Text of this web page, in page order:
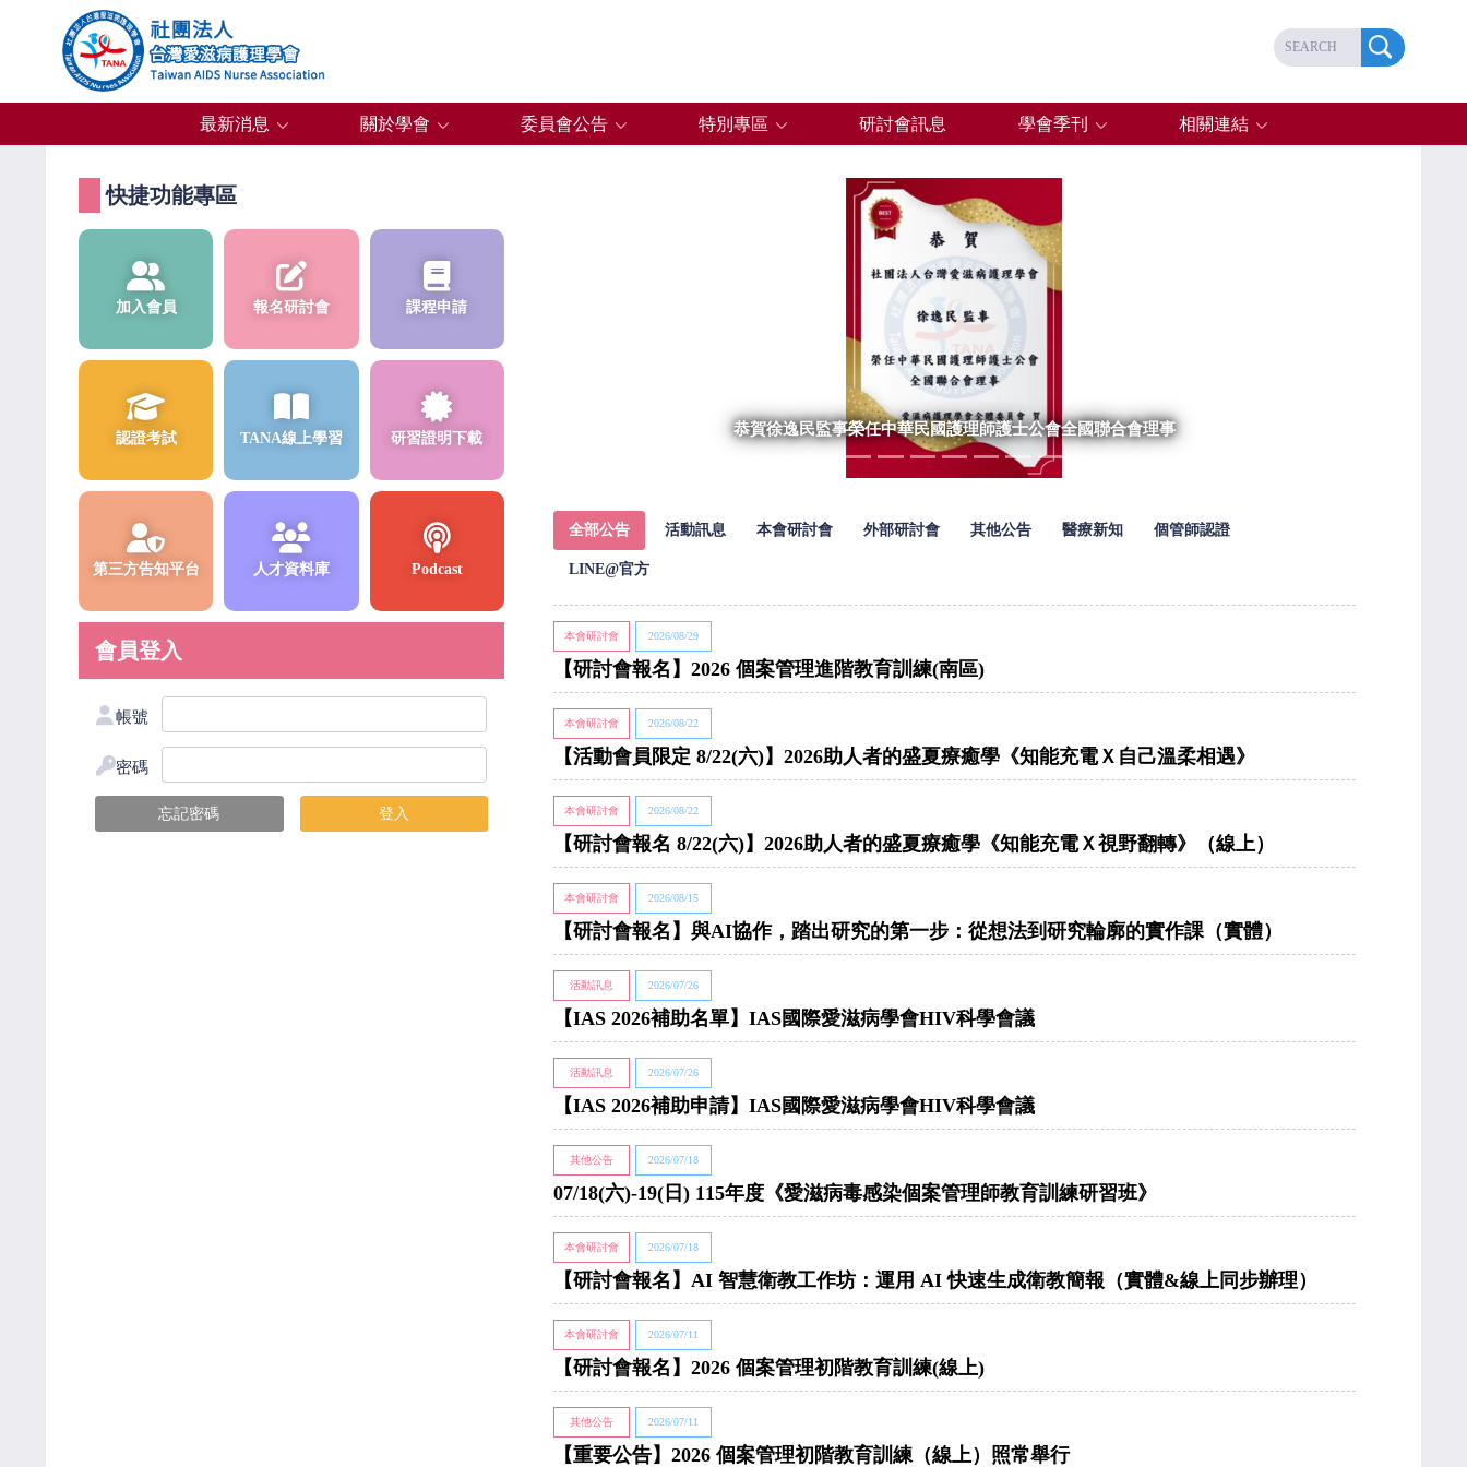
最新消息 關於學會 委員會公告 特別專區 研討會訊息 學會季刊 相關連結
快捷功能專區
加入會員 報名研討會 課程申請
認證考試 TANA線上學習 研習證明下載
第三方告知平台 人才資料庫 Podcast
會員登入
帳號
密碼
恭賀徐逸民監事榮任中華民國護理師護士公會全國聯合會理事
全部公告 活動訊息 本會研討會 外部研討會 其他公告 醫療新知 個管師認證
LINE@官方
本會研討會 2026/08/29
【研討會報名】2026 個案管理進階教育訓練(南區)
本會研討會 2026/08/22
【活動會員限定 8/22(六)】2026助人者的盛夏療癒學《知能充電Ｘ自己溫柔相遇》
本會研討會 2026/08/22
【研討會報名 8/22(六)】2026助人者的盛夏療癒學《知能充電Ｘ視野翻轉》（線上）
本會研討會 2026/08/15
【研討會報名】與AI協作，踏出研究的第一步：從想法到研究輪廓的實作課（實體）
活動訊息 2026/07/26
【IAS 2026補助名單】IAS國際愛滋病學會HIV科學會議
活動訊息 2026/07/26
【IAS 2026補助申請】IAS國際愛滋病學會HIV科學會議
其他公告 2026/07/18
07/18(六)-19(日) 115年度《愛滋病毒感染個案管理師教育訓練研習班》
本會研討會 2026/07/18
【研討會報名】AI 智慧衛教工作坊：運用 AI 快速生成衛教簡報（實體&線上同步辦理）
本會研討會 2026/07/11
【研討會報名】2026 個案管理初階教育訓練(線上)
其他公告 2026/07/11
【重要公告】2026 個案管理初階教育訓練（線上）照常舉行